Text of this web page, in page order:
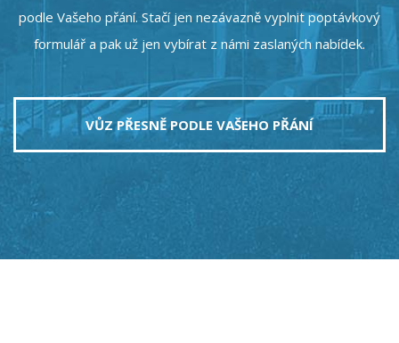
podle Vašeho přání. Stačí jen nezávazně vyplnit poptávkový
formulář a pak už jen vybírat z námi zaslaných nabídek.
VŮZ PŘESNĚ PODLE VAŠEHO PŘÁNÍ